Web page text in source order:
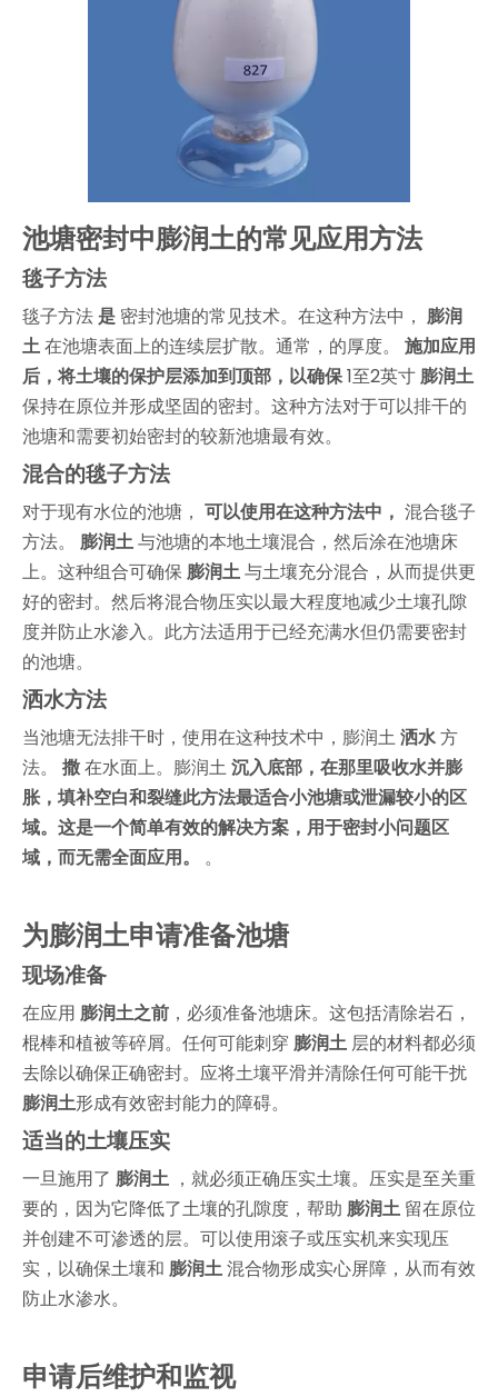
池塘密封中膨润土的常见应用方法
毯子方法
毯子方法 是 密封池塘的常见技术。在这种方法中， 膨润
土在池塘表面上的连续层扩散。通常，的厚度。 施加应用
后，将土壤的保护层添加到顶部，以确保1至2英寸膨润土
保持在原位并形成坚固的密封。这种方法对于可以排干的
池塘和需要初始密封的较新池塘最有效。
混合的毯子方法
对于现有水位的池塘， 可以使用在这种方法中， 混合毯子
方法。 膨润土与池塘的本地土壤混合，然后涂在池塘床
上。这种组合可确保 膨润土与土壤充分混合，从而提供更
好的密封。然后将混合物压实以最大程度地减少土壤孔隙
度并防止水渗入。此方法适用于已经充满水但仍需要密封
的池塘。
洒水方法
当池塘无法排干时，使用在这种技术中，膨润土洒水方
法。 撒在水面上。膨润土沉入底部，在那里吸收水并膨
胀，填补空白和裂缝此方法最适合小池塘或泄漏较小的区
域。这是一个简单有效的解决方案，用于密封小问题区
域，而无需全面应用。
。
为膨润土申请准备池塘
现场准备
在应用 膨润土之前 ，必须准备池塘床。这包括清除岩石，
棍棒和植被等碎屑。任何可能刺穿 膨润土 层的材料都必须
去除以确保正确密封。应将土壤平滑并清除任何可能干扰
膨润土形成有效密封能力的障碍。
适当的土壤压实
一旦施用了 膨润土 ，就必须正确压实土壤。压实是至关重
要的，因为它降低了土壤的孔隙度，帮助 膨润土 留在原位
并创建不可渗透的层。可以使用滚子或压实机来实现压
实，以确保土壤和 膨润土混合物形成实心屏障，从而有效
防止水渗水。
申请后维护和监视